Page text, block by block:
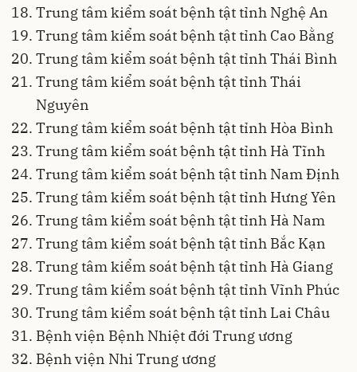
Trung tâm kiểm soát bệnh tật tỉnh Nghệ An
Trung tâm kiểm soát bệnh tật tỉnh Cao Bằng
Trung tâm kiểm soát bệnh tật tỉnh Thái Bình
Trung tâm kiểm soát bệnh tật tỉnh Thái
Nguyên
Trung tâm kiểm soát bệnh tật tỉnh Hòa Bình
Trung tâm kiểm soát bệnh tật tỉnh Hà Tĩnh
Trung tâm kiểm soát bệnh tật tỉnh Nam Định
Trung tâm kiểm soát bệnh tật tỉnh Hưng Yên
Trung tâm kiểm soát bệnh tật tỉnh Hà Nam
Trung tâm kiểm soát bệnh tật tỉnh Bắc Kạn
Trung tâm kiểm soát bệnh tật tỉnh Hà Giang
Trung tâm kiểm soát bệnh tật tỉnh Vĩnh Phúc
Trung tâm kiểm soát bệnh tật tỉnh Lai Châu
Bệnh viện Bệnh Nhiệt đới Trung ương
Bệnh viện Nhi Trung ương